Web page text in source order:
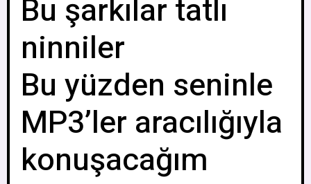
Bu şarkılar tatlı
ninniler
Bu yüzden seninle
MP3’ler aracılığıyla
konuşacağım